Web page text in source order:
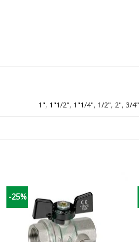
1", 1"1/2", 1"1/4", 1/2", 2",3/4"
-25%